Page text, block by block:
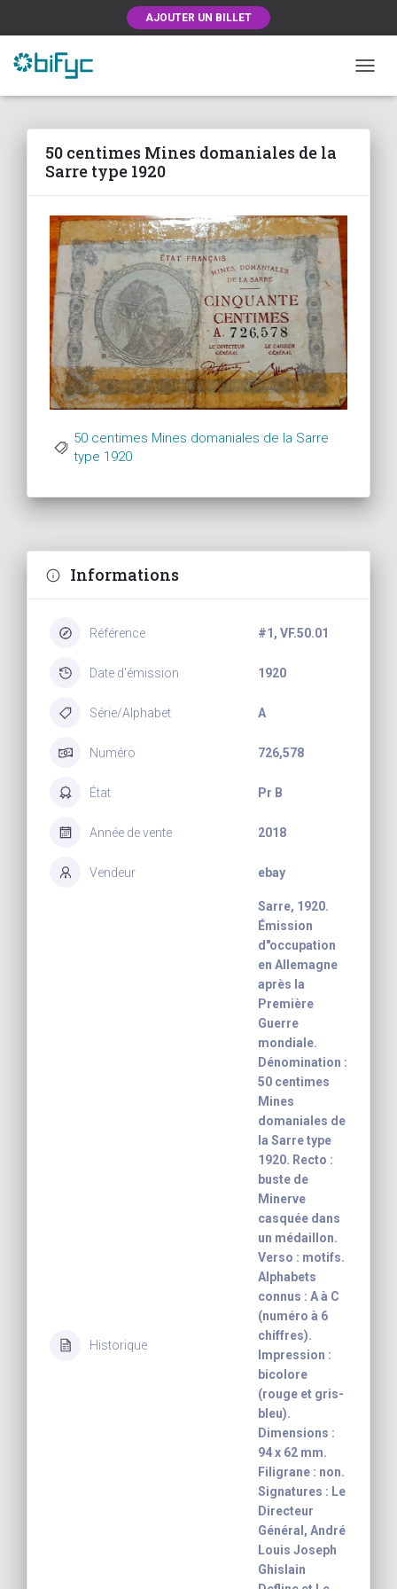
AJOUTER UN BILLET
50 centimes Mines domaniales de la
Sarre type 1920
50 centimes Mines domaniales de la Sarre
type 1920
Informations
Référence #1, VF.50.01
Date d'émission 1920
Série/Alphabet A
Numéro 726,578
État Pr B
Année de vente 2018
Vendeur ebay
Historique
Sarre, 1920.
Émission
d"occupation
en Allemagne
après la
Première
Guerre
mondiale.
Dénomination :
50 centimes
Mines
domaniales de
la Sarre type
1920. Recto :
buste de
Minerve
casquée dans
un médaillon.
Verso : motifs.
Alphabets
connus : A à C
(numéro à 6
chiffres).
Impression :
bicolore
(rouge et gris-
bleu).
Dimensions :
94 x 62 mm.
Filigrane : non.
Signatures : Le
Directeur
Général, André
Louis Joseph
Ghislain